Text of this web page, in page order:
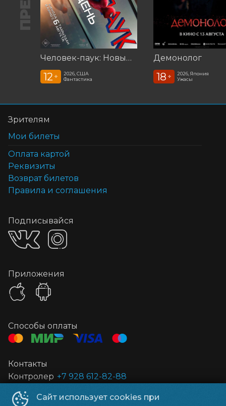
Человек-паук: Новый день (2026)
12 +
2026, США
Фантастика
Демонолог
18 +
2026, Япония
Ужасы
Сайт использует cookies при
Зрителям
Мои билеты
Оплата картой
Реквизиты
Возврат билетов
Правила и соглашения
Подписывайся
Приложения
Способы оплаты
Контакты
Контролер +7 928 612-82-88